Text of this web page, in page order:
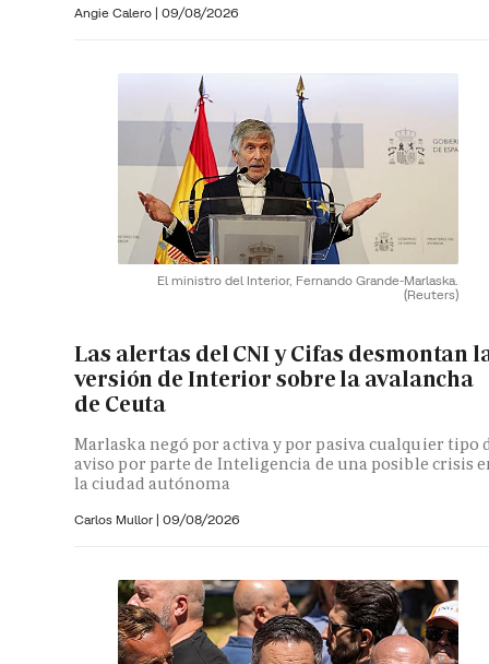
Angie Calero | 09/08/2026
El ministro del Interior, Fernando Grande-Marlaska.
(Reuters)
Las alertas del CNI y Cifas desmontan
versión de Interior sobre la avalancha
de Ceuta
Marlaska negó por activa y por pasiva cualquier tipo
aviso por parte de Inteligencia de una posible crisis
la ciudad autónoma
Carlos Mullor | 09/08/2026